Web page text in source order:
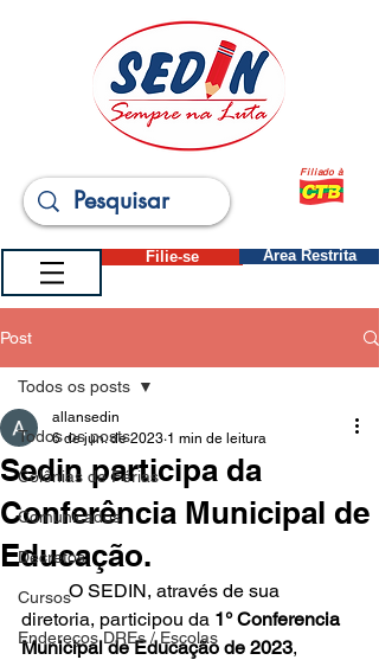
Filiado à
Filie-se Área Restrita
Post
Todos os posts
Colônias de Férias
Comunicados
Decretos
Cursos
Endereços DREs / Escolas
Todos os posts
Sedin participa da
Conferência Municipal de
Educação.
allansedin
6 de jun. de 2023 1 min de leitura
	O SEDIN, através de sua
diretoria, participou da 1° Conferencia
Municipal de Educação de 2023,